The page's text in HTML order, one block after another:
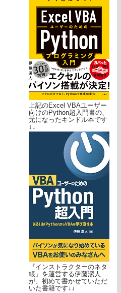
上記のExcel VBAユーザー
向けのPython超入門書の、
元になったキンドル本です
↓↓
『インストラクターのネタ
帳』を運営する伊藤潔人
が、初めて書かせていただ
いた書籍です↓↓